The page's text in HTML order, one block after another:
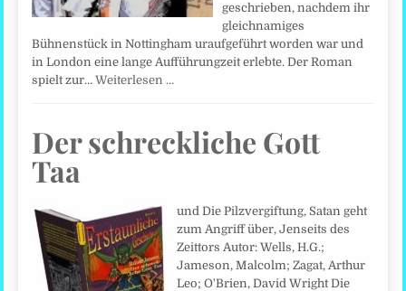
geschrieben, nachdem ihr
gleichnamiges
Bühnenstück in Nottingham uraufgeführt worden war und
in London eine lange Aufführungzeit erlebte. Der Roman
spielt zur…Weiterlesen …
Der schreckliche Gott
Taa
und Die Pilzvergiftung, Satan geht
zum Angriff über, Jenseits des
Zeittors Autor: Wells, H.G.;
Jameson, Malcolm; Zagat, Arthur
Leo; O'Brien, David Wright Die